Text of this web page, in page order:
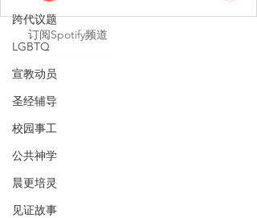
跨代议题
LGBTQ
宣教动员
圣经辅导
校园事工
公共神学
晨更培灵
见证故事
订阅Spotify频道